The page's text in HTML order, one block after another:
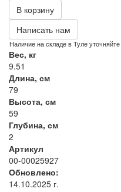
В корзину
Написать нам
Наличие на складе в Туле
Вес, кг
9.51
Длина, см
79
Высота, см
59
Глубина, см
2
Артикул
00-00025927
Обновлено:
14.10.2025 г.